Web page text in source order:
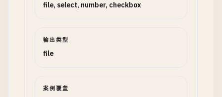
file, select, number, checkbox
输出类型
file
案例覆盖